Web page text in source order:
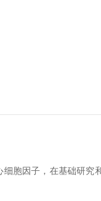
胞因子，在基础研究